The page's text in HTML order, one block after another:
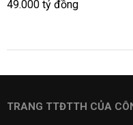
TRANG TTĐTTH CỦA